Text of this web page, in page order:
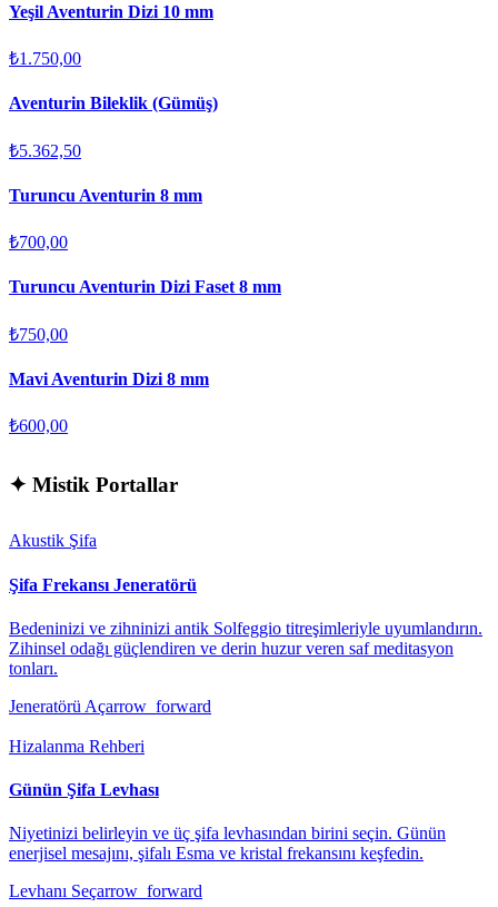
Yeşil Aventurin Dizi 10 mm
₺1.750,00
Aventurin Bileklik (Gümüş)
₺5.362,50
Turuncu Aventurin 8 mm
₺700,00
Turuncu Aventurin Dizi Faset 8 mm
₺750,00
Mavi Aventurin Dizi 8 mm
₺600,00
✦ Mistik Portallar
Akustik Şifa
Şifa Frekansı Jeneratörü
Bedeninizi ve zihninizi antik Solfeggio titreşimleriyle uyumlandırın.
Zihinsel odağı güçlendiren ve derin huzur veren saf meditasyon
tonları.
Jeneratörü Açarrow_forward
Hizalanma Rehberi
Günün Şifa Levhası
Niyetinizi belirleyin ve üç şifa levhasından birini seçin. Günün
enerjisel mesajını, şifalı Esma ve kristal frekansını keşfedin.
Levhanı Seçarrow_forward